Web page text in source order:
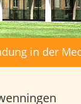
in der